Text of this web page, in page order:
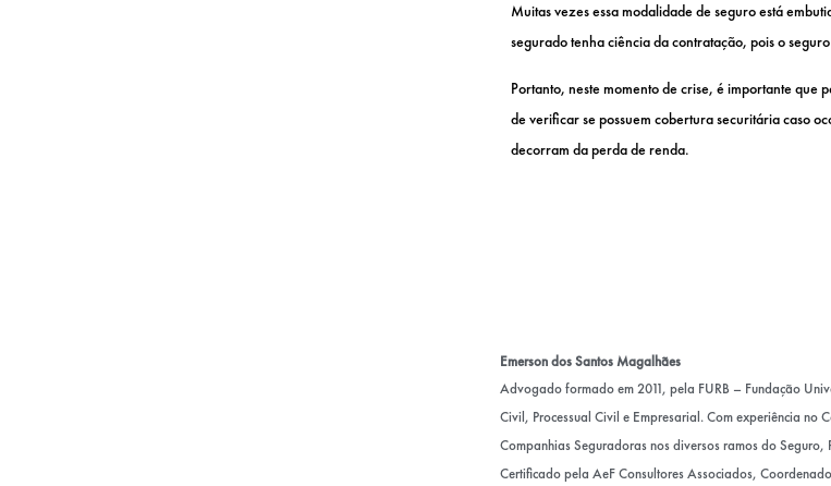
Muitas vezes essa modalidade de seguro está
segurado tenha ciência da contratação, pois o
Portanto, neste momento de crise, é importante que
de verificar se possuem cobertura securitária caso
decorram da perda de renda.
Emerson dos Santos Magalhães
Advogado formado em 2011, pela FURB – Fundação
Civil, Processual Civil e Empresarial. Com experiência no
Companhias Seguradoras nos diversos ramos do
Certificado pela AeF Consultores Associados,